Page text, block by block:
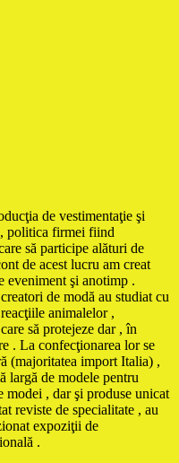
de vestimentaţie şi
politica firmei fiind
să participe alături de
de acest lucru am creat
eveniment şi anotimp .
de modă au studiat cu
animalelor ,
să protejeze dar , în
. La confecţionarea lor se
(majoritatea import Italia) ,
largă de modele pentru
modei , dar şi produse unicat
reviste de specialitate , au
expoziţii de
.